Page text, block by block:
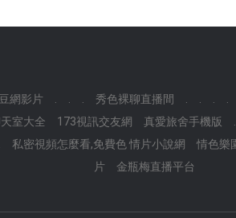
網影片 秀色裸聊直播間
室大全 173視訊交友網 真愛旅舍手機版
私密視頻怎麼看,免費色 情片小說網 情色樂
片
金瓶梅直播平台